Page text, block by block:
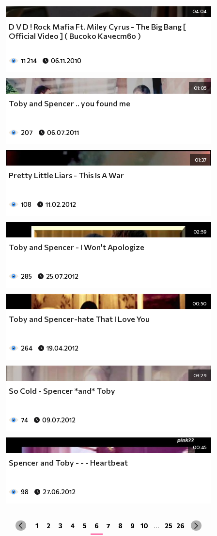
04:04
D V D ! Rock Mafia Ft. Miley Cyrus - The Big Bang [
Official Video ] ( Високо Качество )
11 214 06.11.2010
01:05
Toby and Spencer .. you found me
207 06.07.2011
01:37
Pretty Little Liars - This Is A War
108 11.02.2012
02:59
Toby and Spencer - I Won't Apologize
285 25.07.2012
00:50
Toby and Spencer-hate That I Love You
264 19.04.2012
03:29
So Cold - Spencer *and* Toby
74 09.07.2012
00:45
Spencer and Toby - - - Heartbeat
98 27.06.2012
1 2 3 4 5 6 7 8 9 10 ... 25 26